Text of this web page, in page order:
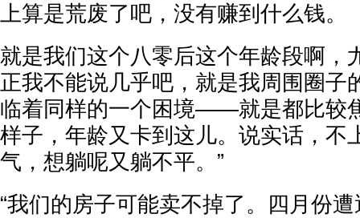
上算是荒废了吧，没有赚到什么钱。
就是我们这个八零后这个年龄段啊，
正我不能说几乎吧，就是我周围圈子
临着同样的一个困境——就是都比较
样子，年龄又卡到这儿。说实话，不
气，想躺呢又躺不平。”
“我们的房子可能卖不掉了。四月份